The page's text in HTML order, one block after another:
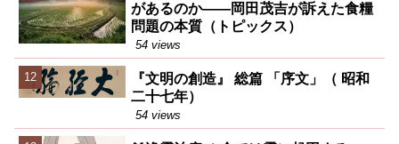
があるのか――岡田茂吉が訴えた食糧
問題の本質（トピックス）
54 views
『文明の創造』 総篇 「序文」（ 昭和
二十七年）
54 views